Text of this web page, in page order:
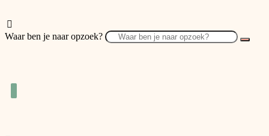
Waar ben je naar opzoek?